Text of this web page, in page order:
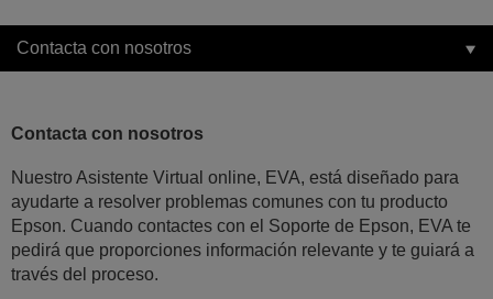
Contacta con nosotros
Contacta con nosotros
Nuestro Asistente Virtual online, EVA, está diseñado para
ayudarte a resolver problemas comunes con tu producto
Epson. Cuando contactes con el Soporte de Epson, EVA te
pedirá que proporciones información relevante y te guiará a
través del proceso.